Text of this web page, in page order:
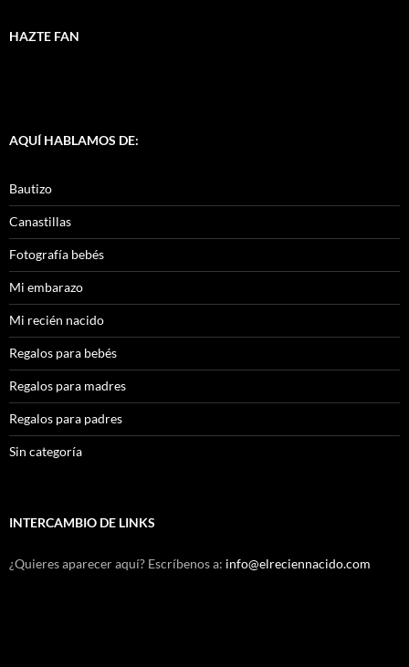
HAZTE FAN
AQUÍ HABLAMOS DE:
Bautizo
Canastillas
Fotografía bebés
Mi embarazo
Mi recién nacido
Regalos para bebés
Regalos para madres
Regalos para padres
Sin categoría
INTERCAMBIO DE LINKS
¿Quieres aparecer aquí? Escríbenos a: info@elreciennacido.com